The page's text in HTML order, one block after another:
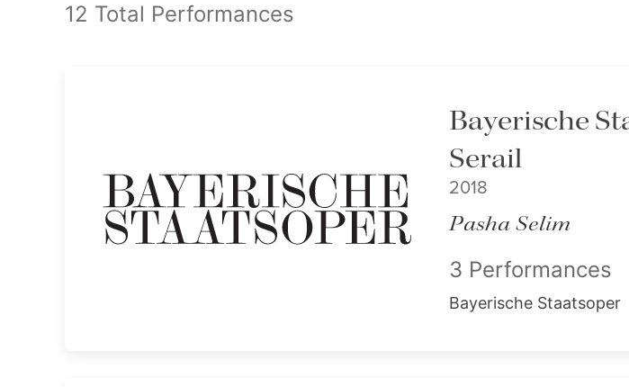
12 Total Performances
Bayerische
Serail
2018
Pasha Selim
3 Performances
Bayerische Staatsoper